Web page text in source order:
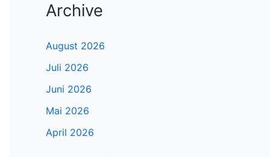
Archive
August 2026
Juli 2026
Juni 2026
Mai 2026
April 2026